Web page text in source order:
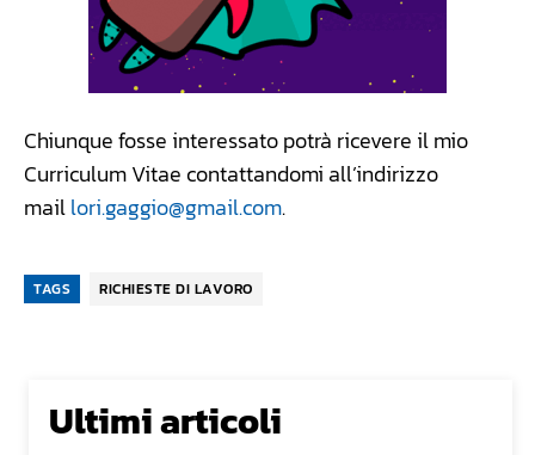
Chiunque fosse interessato potrà ricevere il mio
Curriculum Vitae contattandomi all’indirizzo
maillori.gaggio@gmail.com.
TAGS RICHIESTE DI LAVORO
Ultimi articoli